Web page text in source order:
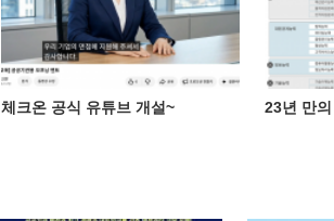
체크온 공식 유튜브 개설~